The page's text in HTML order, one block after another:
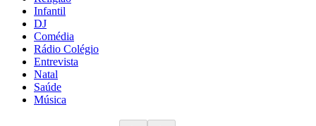
Infantil
DJ
Comédia
Rádio Colégio
Entrevista
Natal
Saúde
Música